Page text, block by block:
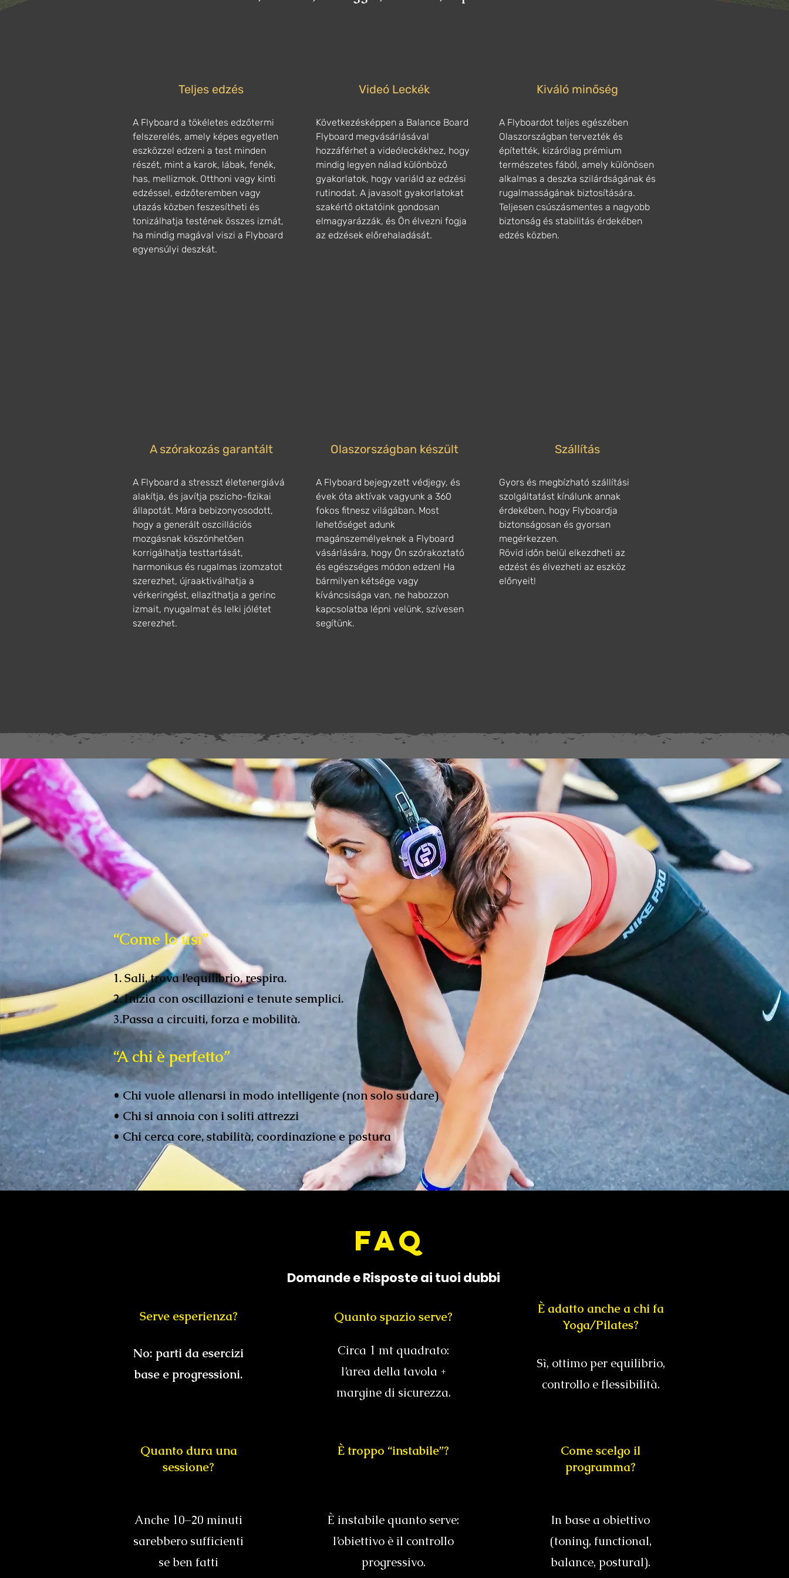
Teljes edzés
A Flyboard a tökéletes edzőtermi
felszerelés, amely képes egyetlen
eszközzel edzeni a test minden
részét, mint a karok, lábak, fenék,
has, mellizmok. Otthoni vagy kinti
edzéssel, edzőteremben vagy
utazás közben feszesítheti és
tonizálhatja testének összes izmát,
ha mindig magával viszi a Flyboard
egyensúlyi deszkát.
A szórakozás garantált
A Flyboard a stresszt életenergiává
alakítja, és javítja pszicho-fizikai
állapotát. Mára bebizonyosodott,
hogy a generált oszcillációs
mozgásnak köszönhetően
korrigálhatja testtartását,
harmonikus és rugalmas izomzatot
szerezhet, újraaktiválhatja a
vérkeringést, ellazíthatja a gerinc
izmait, nyugalmat és lelki jólétet
szerezhet.
Videó Leckék
Következésképpen a Balance Board
Flyboard megvásárlásával
hozzáférhet a videóleckékhez, hogy
mindig legyen nálad különböző
gyakorlatok, hogy variáld az edzési
rutinodat. A javasolt gyakorlatokat
szakértő oktatóink gondosan
elmagyarázzák, és Ön élvezni fogja
az edzések előrehaladását.
Olaszországban készült
A Flyboard bejegyzett védjegy, és
évek óta aktívak vagyunk a 360
fokos fitnesz világában. Most
lehetőséget adunk
magánszemélyeknek a Flyboard
vásárlására, hogy Ön szórakoztató
és egészséges módon edzen! Ha
bármilyen kétsége vagy
kíváncsisága van, ne habozzon
kapcsolatba lépni velünk, szívesen
segítünk.
Kiváló minőség
A Flyboardot teljes egészében
Olaszországban tervezték és
építették, kizárólag prémium
természetes fából, amely különösen
alkalmas a deszka szilárdságának és
rugalmasságának biztosítására.
Teljesen csúszásmentes a nagyobb
biztonság és stabilitás érdekében
edzés közben.
Szállítás
Gyors és megbízható szállítási
szolgáltatást kínálunk annak
érdekében, hogy Flyboardja
biztonságosan és gyorsan
megérkezzen.
Rövid időn belül elkezdheti az
edzést és élvezheti az eszköz
előnyeit!
“Come lo usi”
1. Sali, trova l’equilibrio, respira.
2.Inizia con oscillazioni e tenute semplici.
3.Passa a circuiti, forza e mobilità.
“A chi è perfetto”
• Chi vuole allenarsi in modo intelligente (non solo sudare)
• Chi si annoia con i soliti attrezzi
• Chi cerca core, stabilità, coordinazione e postura
FAQ
Domande e Risposte ai tuoi dubbi
Serve esperienza?
No: parti da esercizi
base e progressioni.
Quanto dura una
sessione?
Anche 10–20 minuti
sarebbero sufficienti
se ben fatti
Quanto spazio serve?
Circa 1 mt quadrato:
l’area della tavola +
margine di sicurezza.
È troppo “instabile”?
È instabile quanto serve:
l’obiettivo è il controllo
progressivo.
È adatto anche a chi fa
Yoga/Pilates?
Sì, ottimo per equilibrio,
controllo e flessibilità.
Come scelgo il
programma?
In base a obiettivo
(toning, functional,
balance, postural).